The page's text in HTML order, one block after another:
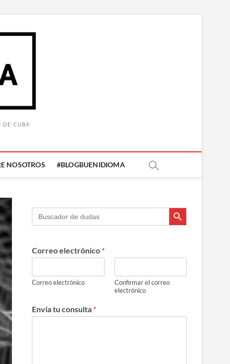
DE CUBA
NOSOTROS #BLOGBUENIDIOMA Botón de búsqueda
Buscar: Botón de búsqueda
Correo electrónico *
Correo electrónico
Confirmar el correo
electrónico
Envía tu consulta *